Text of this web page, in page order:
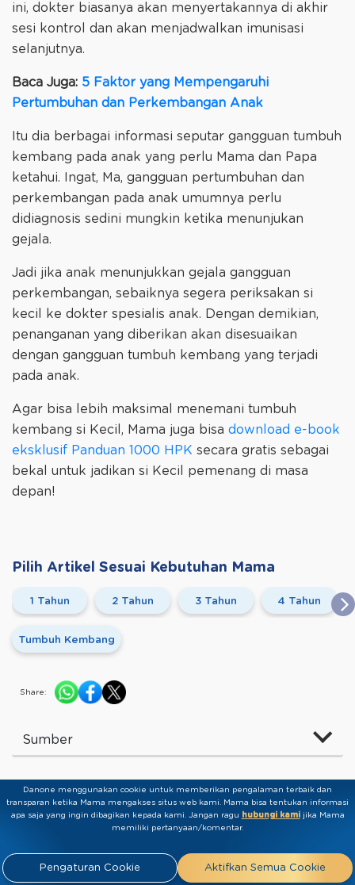
ini, dokter biasanya akan menyertakannya di akhir
sesi kontrol dan akan menjadwalkan imunisasi
selanjutnya.
Baca Juga: 5 Faktor yang Mempengaruhi
Pertumbuhan dan Perkembangan Anak
Itu dia berbagai informasi seputar gangguan tumbuh
kembang pada anak yang perlu Mama dan Papa
ketahui. Ingat, Ma, gangguan pertumbuhan dan
perkembangan pada anak umumnya perlu
didiagnosis sedini mungkin ketika menunjukan
gejala.
Jadi jika anak menunjukkan gejala gangguan
perkembangan, sebaiknya segera periksakan si
kecil ke dokter spesialis anak. Dengan demikian,
penanganan yang diberikan akan disesuaikan
dengan gangguan tumbuh kembang yang terjadi
pada anak.
Agar bisa lebih maksimal menemani tumbuh
kembang si Kecil, Mama juga bisa download e-book
eksklusif Panduan 1000 HPK secara gratis sebagai
bekal untuk jadikan si Kecil pemenang di masa
depan!
Pilih Artikel Sesuai Kebutuhan Mama
1 Tahun 2 Tahun 3 Tahun 4 Tahun
Tumbuh Kembang
Share:
Sumber
Temukan Topik Lainnya
Danone menggunakan cookie untuk memberikan pengalaman terbaik dan
transparan ketika Mama mengakses situs web kami. Mama bisa tentukan informasi
apa saja yang ingin dibagikan kepada kami.​ ​Jangan ragu hubungi kamijika Mama
memiliki pertanyaan/komentar.
Pengaturan Cookie Aktifkan Semua Cookie